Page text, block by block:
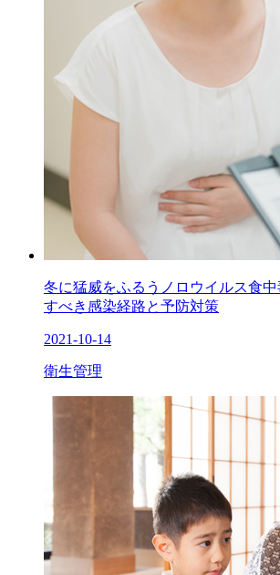
冬に猛威をふるうノロウイルス食
すべき感染経路と予防対策
2021-10-14
衛生管理